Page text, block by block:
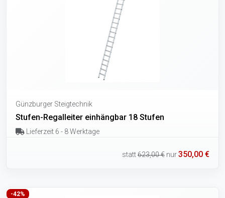
Günzburger Steigtechnik
Stufen-Regalleiter einhängbar 18 Stufen
Lieferzeit 6 - 8 Werktage
statt623,00 € nur350,00 €
-42%